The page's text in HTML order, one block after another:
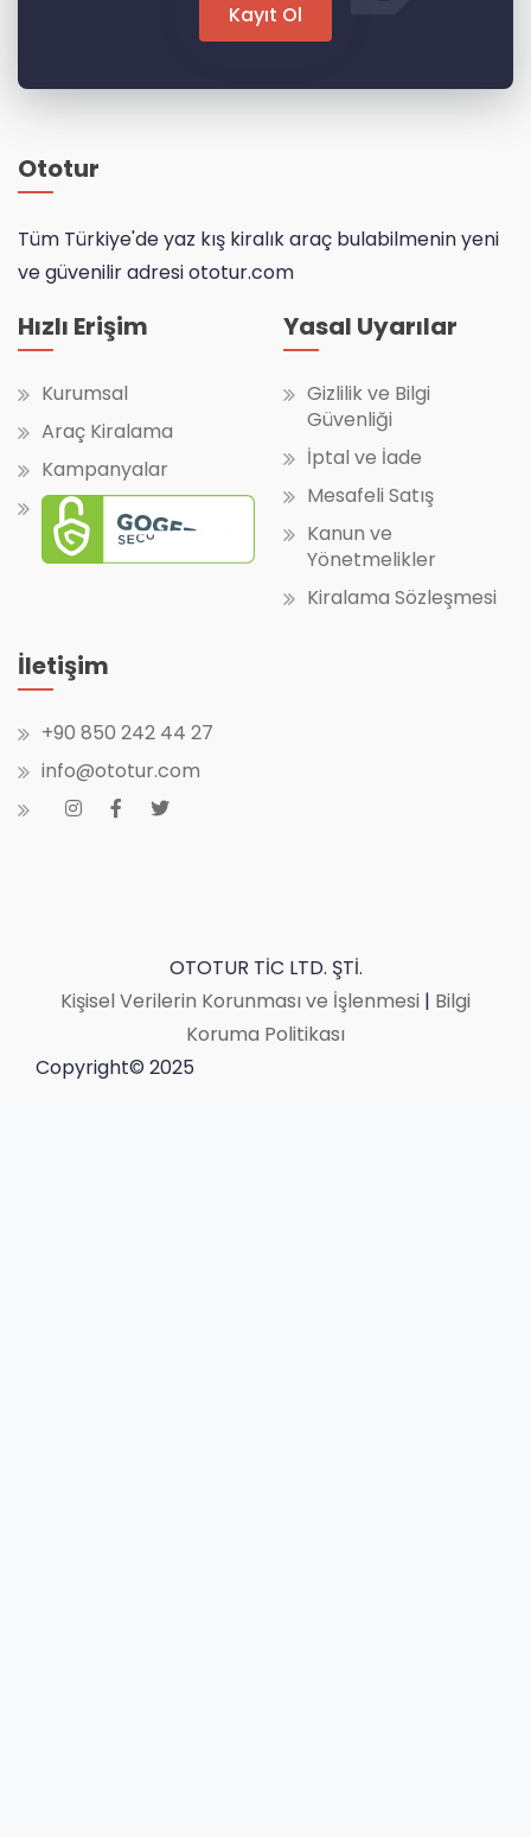
Kayıt Ol
Ototur
Tüm Türkiye'de yaz kış kiralık araç bulabilmenin yeni
ve güvenilir adresi ototur.com
Hızlı Erişim
Kurumsal
Araç Kiralama
Kampanyalar
Yasal Uyarılar
Gizlilik ve Bilgi
Güvenliği
İptal ve İade
Mesafeli Satış
Kanun ve
Yönetmelikler
Kiralama Sözleşmesi
İletişim
+90 850 242 44 27
info@ototur.com
OTOTUR TİC LTD. ŞTİ.
Kişisel Verilerin Korunması ve İşlenmesi | Bilgi
Koruma Politikası
Copyright© 2025